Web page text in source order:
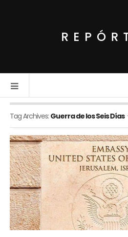
Tag Archives: Guerra de los Seis Días